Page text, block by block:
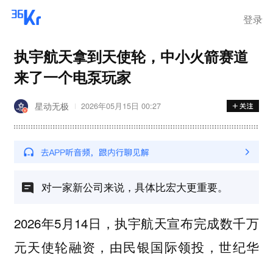
登录
执宇航天拿到天使轮，中小火箭赛道
来了一个电泵玩家
星动无极 2026年05月15日 00:27
对一家新公司来说，具体比宏大更重要。
2026年5月14日，执宇航天宣布完成数千万
元天使轮融资，由民银国际领投，世纪华